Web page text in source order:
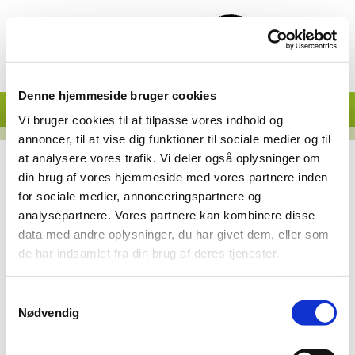
Denne hjemmeside bruger cookies
Vi bruger cookies til at tilpasse vores indhold og
annoncer, til at vise dig funktioner til sociale medier og til
at analysere vores trafik. Vi deler også oplysninger om
din brug af vores hjemmeside med vores partnere inden
for sociale medier, annonceringspartnere og
analysepartnere. Vores partnere kan kombinere disse
data med andre oplysninger, du har givet dem, eller som
de har indsamlet fra din brug af deres tjenester.
Nødvendig
Post 1. Malenelyst
Den gård du står på nu hedder "Malenelyst". Det har den ikke altid
heddet, men engang boede der en kvinde her, der hed Malene og det
syntes manden på gården så også gården skulle hedde.
Malenelyst er en udflyttergård fra Tvingstrup. Det gamle stuehus
ligger stadig på Dyrekærvej mens det, der kunne flyttes blev brugt
Malenelyst undgik.
med hørte der 36 hektar til gården. Gennem tilkøb af "Fuglsig" og